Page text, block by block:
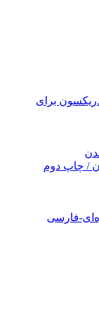
برای
/ چاپ دوم
فارسی